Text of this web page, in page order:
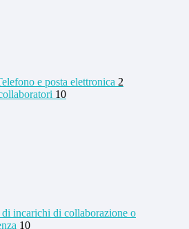
e posta elettronica 2
10
incarichi di collaborazione o
10